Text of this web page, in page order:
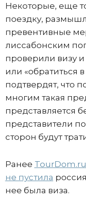
Некоторые, еще
поездку,
превентивные
лиссабонским
проверили визу
или «обратиться
подтвердят, что
многим такая
представляется
представители
сторон будут
Ранее TourDom.ru
не пустила
нее была виза.